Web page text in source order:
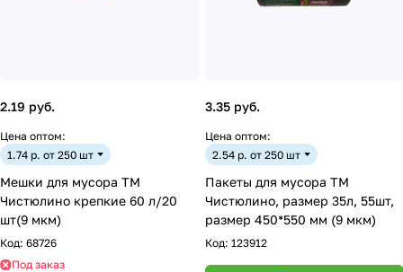
2.19 руб.
Цена оптом:
1.74 р. от 250 шт
Мешки для мусора ТМ
Чистюлино крепкие 60 л/20
шт(9 мкм)
Код: 68726
Под заказ
3.35 руб.
Цена оптом:
2.54 р. от 250 шт
Пакеты для мусора ТМ
Чистюлино, размер 35л, 55шт,
размер 450*550 мм (9 мкм)
Код: 123912